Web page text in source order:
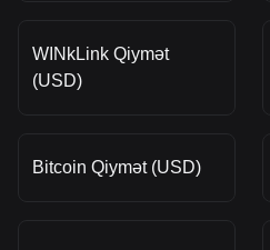
WINkLink Qiymət
(USD)
Bitcoin Qiymət (USD)